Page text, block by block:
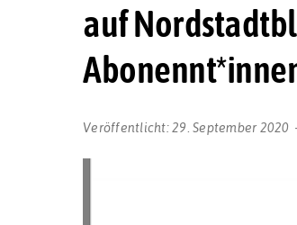
auf
Veröffentlicht:29. September 2020